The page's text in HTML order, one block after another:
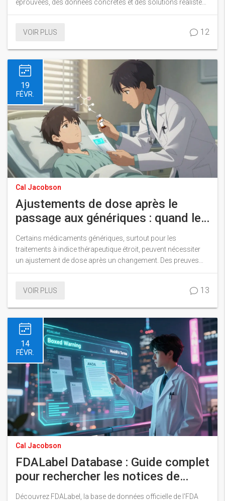
éprouvées, des données concrètes et des solutions réalistes
pour les établissements de santé.
VOIR PLUS 12
19
FÉVR.
Cal Jacobson
Ajustements de dose après le
passage aux génériques : quand les
médecins modifient les posologies
Certains médicaments génériques, surtout pour les
traitements à indice thérapeutique étroit, peuvent nécessiter
un ajustement de dose après un changement. Des preuves
cliniques montrent que des variations minimes dans
ce que les patients et les médecins doivent savoir.
VOIR PLUS 13
14
FÉVR.
Cal Jacobson
FDALabel Database : Guide complet
pour rechercher les notices de
médicaments
Découvrez FDALabel, la base de données officielle de l'FDA